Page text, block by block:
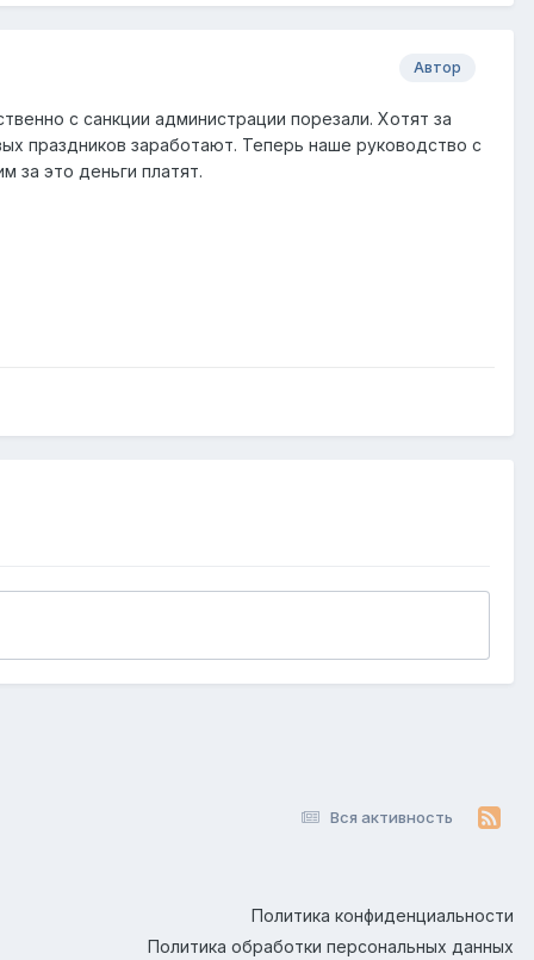
Автор
с санкции администрации порезали. Хотят за
праздников заработают. Теперь наше руководство с
за это деньги платят.
Вся активность
Политика конфиденциальности
Политика обработки персональных данных